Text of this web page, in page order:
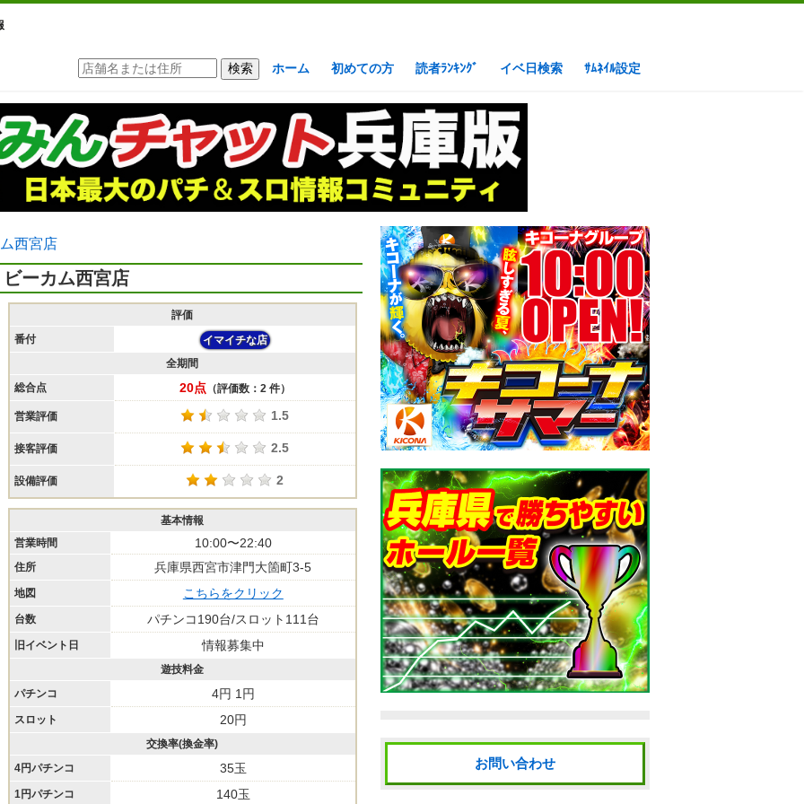
ホーム 初めての方 読者ﾗﾝｷﾝｸﾞ イベ日検索 ｻﾑﾈｲﾙ設定
西宮店
ビーカム西宮店
評価
番付
イマイチな店
全期間
総合点
20点 （評価数：2 件）
営業評価 1.5
接客評価 2.5
設備評価 2
基本情報
営業時間
10:00〜22:40
住所 兵庫県西宮市津門大箇町3-5
地図 こちらをクリック
台数 パチンコ190台/スロット111台
旧イベント日 情報募集中
遊技料金
パチンコ
4円 1円
スロット 20円
交換率(換金率)
4円パチンコ
35玉
1円パチンコ 140玉
お問い合わせ